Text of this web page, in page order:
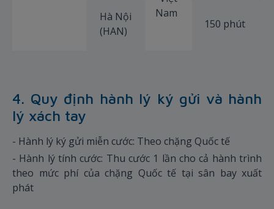
Nam
Hà Nội
(HAN)
150 phút
4. Quy định hành lý ký gửi và hành
lý xách tay
- Hành lý ký gửi miễn cước: Theo chặng Quốc tế
- Hành lý tính cước: Thu cước 1 lần cho cả hành trình
theo mức phí của chặng Quốc tế tại sân bay xuất
phát